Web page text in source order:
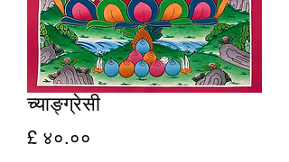
च्याङ्ग्रेसी
£ ४०.००